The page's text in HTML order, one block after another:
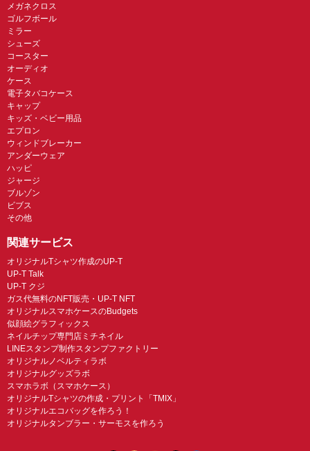
メガネクロス
ゴルフボール
ミラー
シューズ
コースター
オーディオ
ケース
電子タバコケース
キャップ
キッズ・ベビー用品
エプロン
ウィンドブレーカー
アンダーウェア
ハッピ
ジャージ
ブルゾン
ビブス
その他
関連サービス
オリジナルTシャツ作成のUP-T
UP-T Talk
UP-T クジ
ガス代無料のNFT販売・UP-T NFT
オリジナルスマホケースのBudgets
似顔絵グラフィックス
ネイルチップ専門店ミチネイル
LINEスタンプ制作スタンプファクトリー
オリジナルノベルティラボ
オリジナルグッズラボ
スマホラボ（スマホケース）
オリジナルTシャツの作成・プリント「TMIX」
オリジナルエコバッグを作ろう！
オリジナルタンブラー・サーモスを作ろう